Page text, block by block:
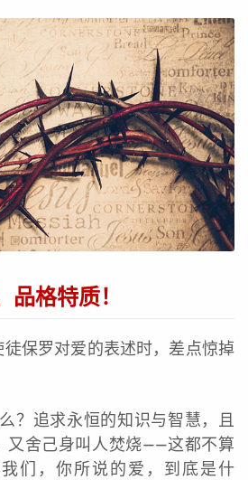
品格特质！
保罗对爱的表述时，差点惊掉
？追求永恒的知识与智慧，且
又舍己身叫人焚烧——这都不算
们，你所说的爱，到底是什